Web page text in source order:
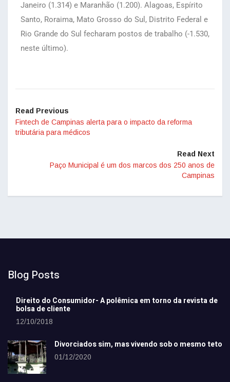
Janeiro (1.314) e Maranhão (1.200). Alagoas, Espírito
Santo, Roraima, Mato Grosso do Sul, Distrito Federal e
Rio Grande do Sul fecharam postos de trabalho (-1.530,
neste último).
Read Previous
Fintech de Campinas alerta para o impacto da reforma
tributária para médicos
Read Next
Paço Municipal é um dos marcos dos 250 anos de
Campinas
Blog Posts
Direito do Consumidor- A polêmica em torno da revista de
bolsa de cliente
12/10/2018
Divorciados sim, mas vivendo sob o mesmo teto
01/12/2020